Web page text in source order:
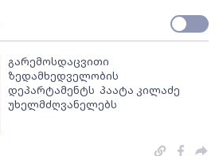
გარემოსდაცვითი
ზედამხედველობის
დეპარტამენტს პაატა კილაძე
უხელმძღვანელებს